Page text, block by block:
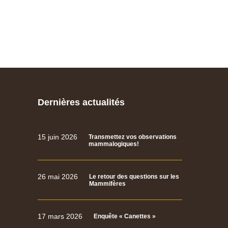
Dernières actualités
15 juin 2026
Transmettez vos observations
mammalogiques!
26 mai 2026
Le retour des questions sur les
Mammifères
17 mars 2026 Enquête « Canettes »